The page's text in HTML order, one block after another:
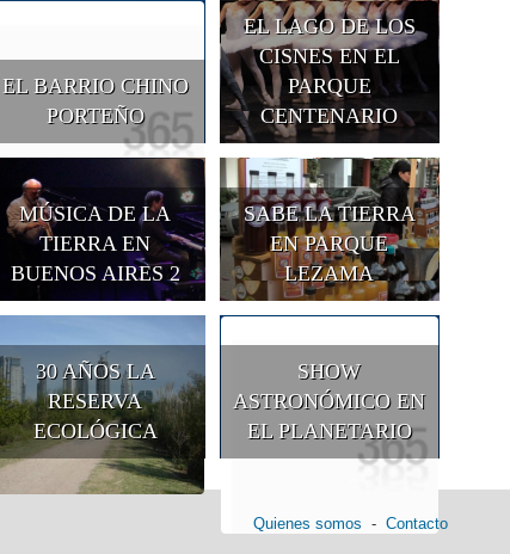
EL BARRIO CHINO
PORTEÑO
EL LAGO DE LOS
CISNES EN EL
PARQUE
CENTENARIO
MÚSICA DE LA
TIERRA EN
BUENOS AIRES 2
SABE LA TIERRA
EN PARQUE
LEZAMA
30 AÑOS LA
RESERVA
ECOLÓGICA
SHOW
ASTRONÓMICO EN
EL PLANETARIO
Quienes somos - Contacto